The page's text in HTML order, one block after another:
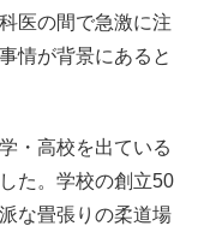
医の間で急激に注
情が背景にあると
・高校を出ている
た。学校の創立50
な畳張りの柔道場